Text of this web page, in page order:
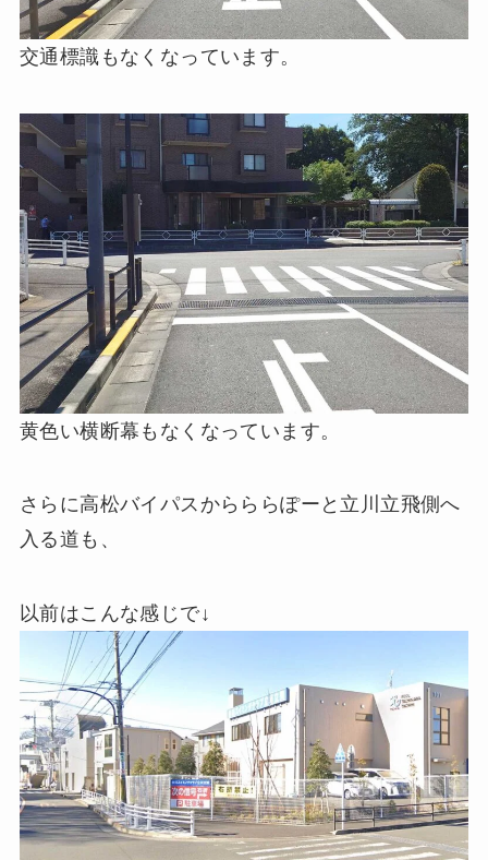
交通標識もなくなっています。
黄色い横断幕もなくなっています。
さらに高松バイパスからららぽーと立川立飛側へ
入る道も、
以前はこんな感じで↓